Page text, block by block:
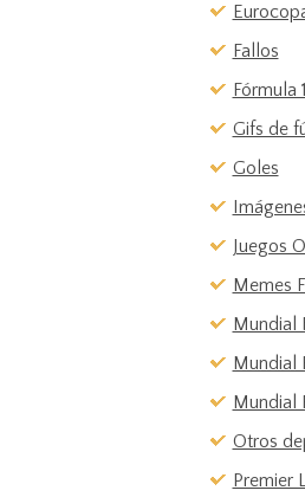
Fallos
Fórmula 1
Gifs de
Goles
Juegos
Memes
Mundial
Mundial
Mundial
Otros
Premier